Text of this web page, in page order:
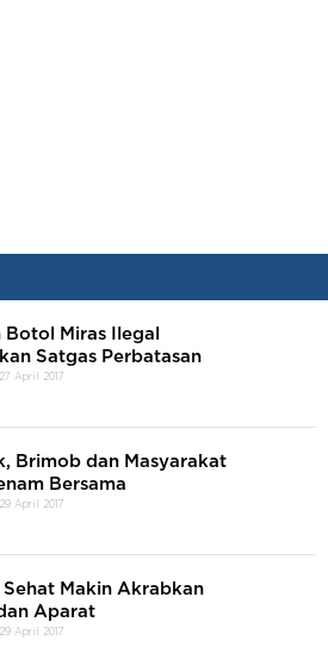
Botol Miras Ilegal
Satgas Perbatasan
27 April 2017
Brimob dan Masyarakat
Bersama
29 April 2017
Sehat Makin Akrabkan
Aparat
29 April 2017